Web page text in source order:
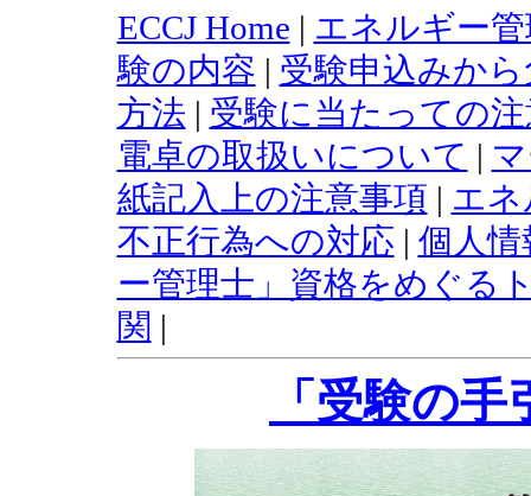
ECCJ Home | エネルギー
験の内容 | 受験申込みか
方法 | 受験に当たっての
電卓の取扱いについて |
紙記入上の注意事項 | エ
不正行為への対応 | 個人
ー管理士」資格をめぐる
関 |
「受験の